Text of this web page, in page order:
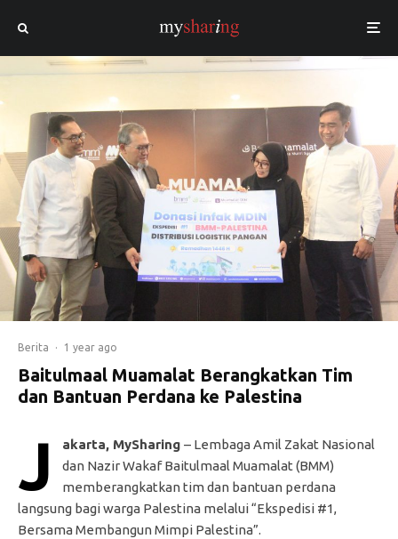
Berita · 1 year ago
Baitulmaal Muamalat Berangkatkan Tim
dan Bantuan Perdana ke Palestina
J akarta, MySharing – Lembaga Amil Zakat Nasional
dan Nazir Wakaf Baitulmaal Muamalat (BMM)
memberangkatkan tim dan bantuan perdana
langsung bagi warga Palestina melalui “Ekspedisi #1,
Bersama Membangun Mimpi Palestina”.